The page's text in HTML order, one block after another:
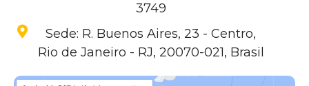
3749
Sede: R. Buenos Aires, 23 - Centro,
Rio de Janeiro - RJ, 20070-021, Brasil